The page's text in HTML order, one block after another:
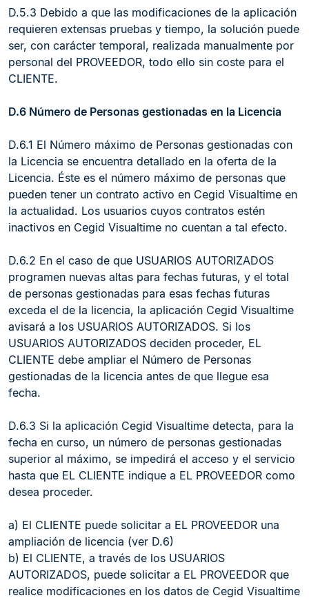
D.5.3 Debido a que las modificaciones de la aplicación
requieren extensas pruebas y tiempo, la solución puede
ser, con carácter temporal, realizada manualmente por
personal del PROVEEDOR, todo ello sin coste para el
CLIENTE.
D.6 Número de Personas gestionadas en la Licencia
D.6.1 El Número máximo de Personas gestionadas con
la Licencia se encuentra detallado en la oferta de la
Licencia. Éste es el número máximo de personas que
pueden tener un contrato activo en Cegid Visualtime en
la actualidad. Los usuarios cuyos contratos estén
inactivos en Cegid Visualtime no cuentan a tal efecto.
D.6.2 En el caso de que USUARIOS AUTORIZADOS
programen nuevas altas para fechas futuras, y el total
de personas gestionadas para esas fechas futuras
exceda el de la licencia, la aplicación Cegid Visualtime
avisará a los USUARIOS AUTORIZADOS. Si los
USUARIOS AUTORIZADOS deciden proceder, EL
CLIENTE debe ampliar el Número de Personas
gestionadas de la licencia antes de que llegue esa
fecha.
D.6.3 Si la aplicación Cegid Visualtime detecta, para la
fecha en curso, un número de personas gestionadas
superior al máximo, se impedirá el acceso y el servicio
hasta que EL CLIENTE indique a EL PROVEEDOR como
desea proceder.
a) El CLIENTE puede solicitar a EL PROVEEDOR una
ampliación de licencia (ver D.6)
b) El CLIENTE, a través de los USUARIOS
AUTORIZADOS, puede solicitar a EL PROVEEDOR que
realice modificaciones en los datos de Cegid Visualtime